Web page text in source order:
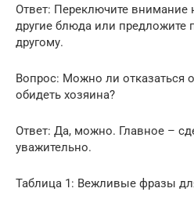
Ответ: Переключите внимание
другие блюда или предложите
другому.
Вопрос: Можно ли отказаться
обидеть хозяина?
Ответ: Да, можно. Главное –
уважительно.
Таблица 1: Вежливые фразы